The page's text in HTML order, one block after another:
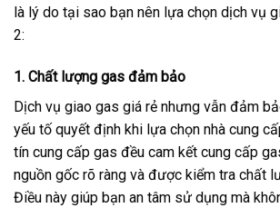
là lý do tại sao bạn nên lựa chọn dịch vụ
2:
1. Chất lượng gas đảm bảo
Dịch vụ giao gas giá rẻ nhưng vẫn đảm
yếu tố quyết định khi lựa chọn nhà cung
tín cung cấp gas đều cam kết cung cấp
nguồn gốc rõ ràng và được kiểm tra chất
Điều này giúp bạn an tâm sử dụng mà